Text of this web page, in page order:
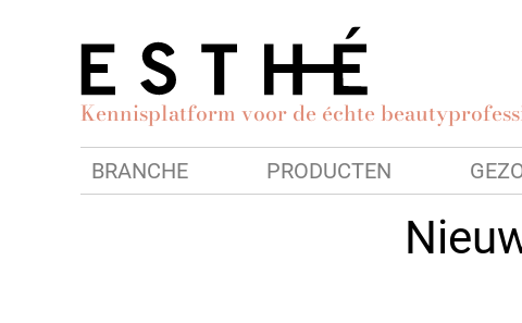
Kennisplatform voor de échte
BRANCHE PRODUCTEN